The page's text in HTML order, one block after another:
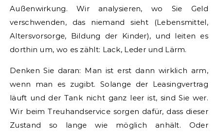
Außenwirkung. Wir analysieren, wo Sie Geld
verschwenden, das niemand sieht (Lebensmittel,
Altersvorsorge, Bildung der Kinder), und leiten es
dorthin um, wo es zählt: Lack, Leder und Lärm.
Denken Sie daran: Man ist erst dann wirklich arm,
wenn man es zugibt. Solange der Leasingvertrag
läuft und der Tank nicht ganz leer ist, sind Sie wer.
Wir beim Treuhandservice sorgen dafür, dass dieser
Zustand so lange wie möglich anhält. Oder